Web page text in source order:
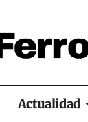
Actualidad